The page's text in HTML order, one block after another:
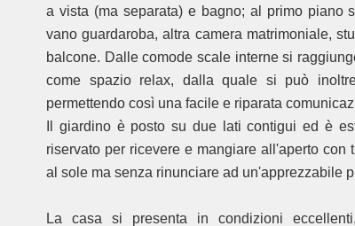
a vista (ma separata) e bagno; al primo piano
vano guardaroba, altra camera matrimoniale,
balcone. Dalle comode scale interne si
come spazio relax, dalla quale si può
permettendo così una facile e riparata
Il giardino è posto su due lati contigui ed è
riservato per ricevere e mangiare all'aperto
al sole ma senza rinunciare ad un'apprezzabile
La casa si presenta in condizioni